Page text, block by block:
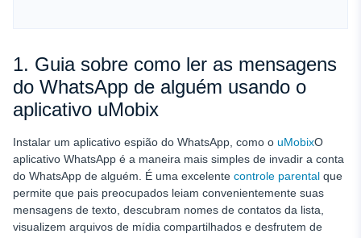
1. Guia sobre como ler as mensagens
do WhatsApp de alguém usando o
aplicativo uMobix
Instalar um aplicativo espião do WhatsApp, como o uMobixO
aplicativo WhatsApp é a maneira mais simples de invadir a conta
do WhatsApp de alguém. É uma excelente controle parental que
permite que pais preocupados leiam convenientemente suas
mensagens de texto, descubram nomes de contatos da lista,
visualizem arquivos de mídia compartilhados e desfrutem de